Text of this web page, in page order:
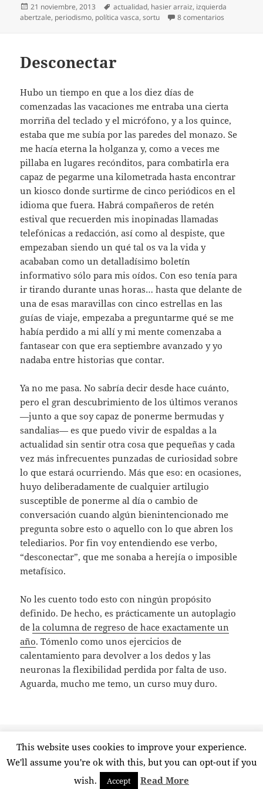
Publicado
el
21 noviembre, 2013 Etiquetas
actualidad, hasier arraiz, izquierda
abertzale, periodismo, política vasca,sortu 8 comentarios
Desconectar
Hubo un tiempo en que a los diez días de
comenzadas las vacaciones me entraba una cierta
morriña del teclado y el micrófono, y a los quince,
estaba que me subía por las paredes del monazo. Se
me hacía eterna la holganza y, como a veces me
pillaba en lugares recónditos, para combatirla era
capaz de pegarme una kilometrada hasta encontrar
un kiosco donde surtirme de cinco periódicos en el
idioma que fuera. Habrá compañeros de retén
estival que recuerden mis inopinadas llamadas
telefónicas a redacción, así como al despiste, que
empezaban siendo un qué tal os va la vida y
acababan como un detalladísimo boletín
informativo sólo para mis oídos. Con eso tenía para
ir tirando durante unas horas… hasta que delante de
una de esas maravillas con cinco estrellas en las
guías de viaje, empezaba a preguntarme qué se me
había perdido a mi allí y mi mente comenzaba a
fantasear con que era septiembre avanzado y yo
nadaba entre historias que contar.
Ya no me pasa. No sabría decir desde hace cuánto,
pero el gran descubrimiento de los últimos veranos
—junto a que soy capaz de ponerme bermudas y
sandalias— es que puedo vivir de espaldas a la
actualidad sin sentir otra cosa que pequeñas y cada
vez más infrecuentes punzadas de curiosidad sobre
lo que estará ocurriendo. Más que eso: en ocasiones,
huyo deliberadamente de cualquier artilugio
susceptible de ponerme al día o cambio de
conversación cuando algún bienintencionado me
pregunta sobre esto o aquello con lo que abren los
telediarios. Por fin voy entendiendo ese verbo,
“desconectar”, que me sonaba a herejía o imposible
metafísico.
No les cuento todo esto con ningún propósito
definido. De hecho, es prácticamente un autoplagio
dela columna de regreso de hace exactamente un
año. Tómenlo como unos ejercicios de
calentamiento para devolver a los dedos y las
neuronas la flexibilidad perdida por falta de uso.
Aguarda, mucho me temo, un curso muy duro.
el
2 comentariosen Desconectar
Funciona gracias a WordPress
This website uses cookies to improve your experience.
We'll assume you're ok with this, but you can opt-out if you
wish.
Accept Read More